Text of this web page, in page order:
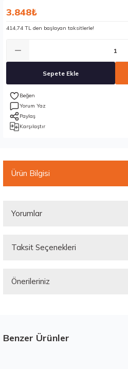
3.848₺
414,74 TL den başlayan taksitlerle!
Sepete Ekle
Yorum Yaz
Paylaş
Karşılaştır
Ürün Bilgisi
Yorumlar
Taksit Seçenekleri
Önerileriniz
Görüş ve önerileriniz için teşekkür ederiz.
Benzer Ürünler